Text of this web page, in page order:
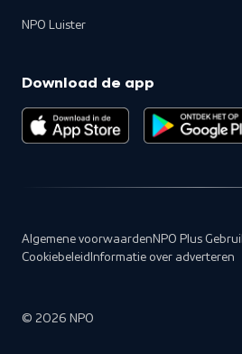
NPO Luister
Download de app
Algemene voorwaarden NPO Plus
Cookiebeleid Informatie over adverteren
© 2026 NPO